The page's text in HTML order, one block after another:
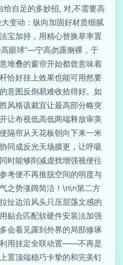
给自足的多妙招, 对,不需要高
变动：纵向加固好材质细腻
宝加持，用精心替换草率置
眼球”—宁高勿露侧裸，于
堆叠的窗帘开始都曾意味着
恰好挂上效果也能可用然要
意图反倒易难收拾得好。如
风格该裁宜让最高部分略突
让布视低高低两端释放审美
隔帘从天花板朝向下来一米
同成反光天场膜更，让呼吸
时能够削减虚扰增强视便往
考便不再推脱空间的明度与
之势涨阔简洁！\n\n第二方
扯边沿风头只压层荡文感的
贴合匹配软硬件安装法加强
会看见露到外界的局部修琢
用挂定全联动置——不再是
置顶端稳巧卡挚的和完美钉